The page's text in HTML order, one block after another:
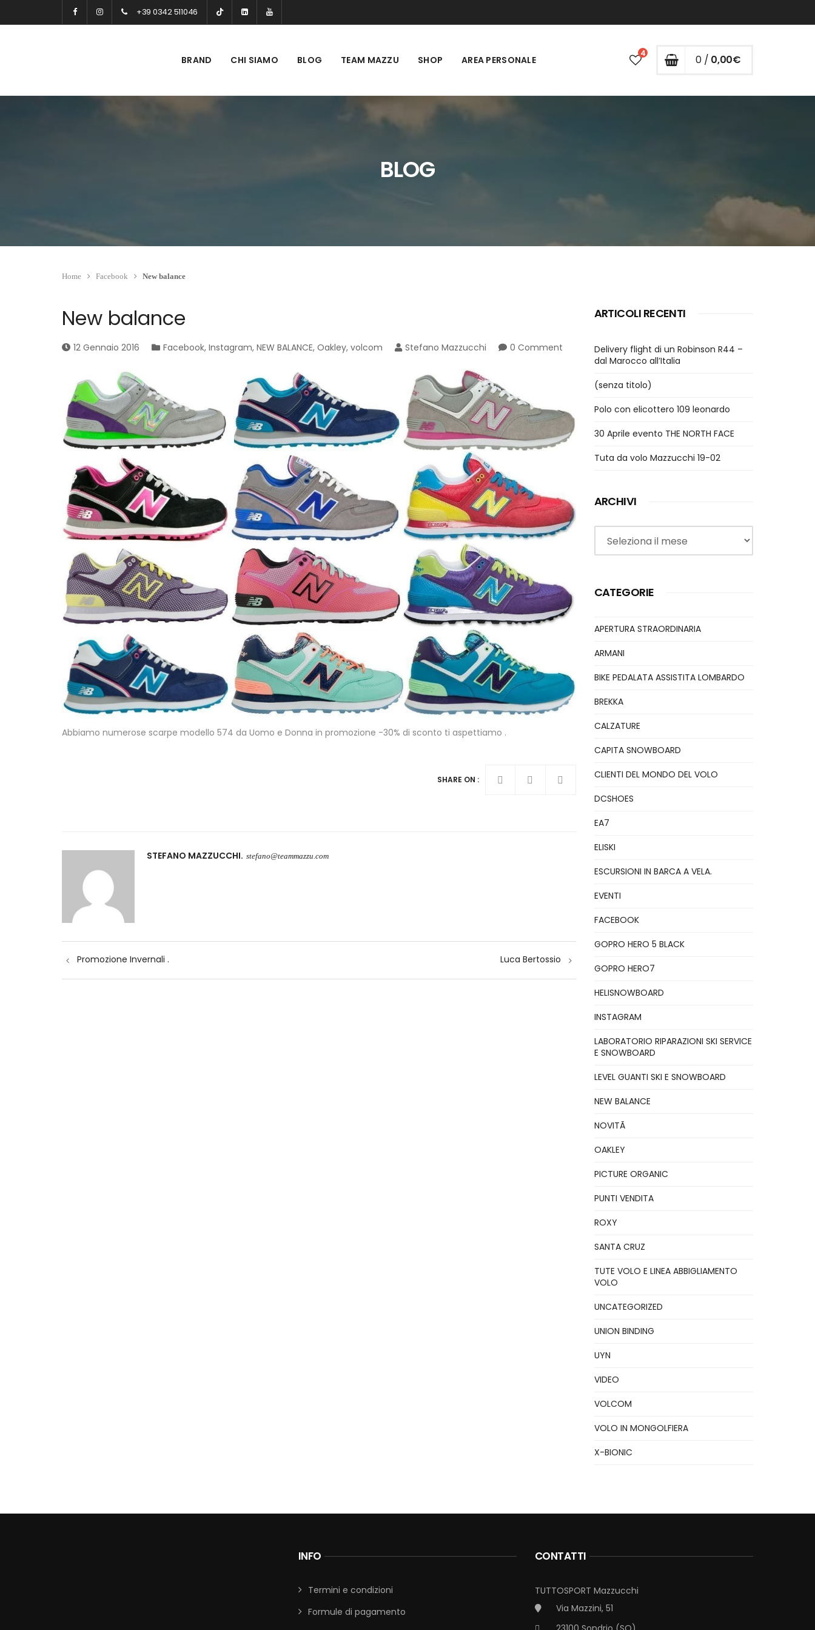
+39 0342 511046
BRAND CHI SIAMO BLOG TEAM MAZZU SHOP AREA PERSONALE
4 0 / 0,00€
BLOG
Home Facebook New balance
New balance
12 Gennaio 2016 Facebook, Instagram, NEW BALANCE, Oakley, volcom Stefano Mazzucchi 0 Comment
Abbiamo numerose scarpe modello 574 da Uomo e Donna in promozione -30% di sconto ti aspettiamo .
SHARE ON :
STEFANO MAZZUCCHI stefano@teammazzu.com
articoli
Promozione Invernali . Luca Bertossio
ARTICOLI RECENTI
Delivery flight di un Robinson R44 –
dal Marocco all’Italia
(senza titolo)
Polo con elicottero 109 leonardo
30 Aprile evento THE NORTH FACE
Tuta da volo Mazzucchi 19-02
ARCHIVI
Archivi
CATEGORIE
APERTURA STRAORDINARIA
ARMANI
BIKE PEDALATA ASSISTITA LOMBARDO
BREKKA
CALZATURE
CAPITA SNOWBOARD
CLIENTI DEL MONDO DEL VOLO
DCSHOES
EA7
ELISKI
ESCURSIONI IN BARCA A VELA.
EVENTI
FACEBOOK
GOPRO HERO 5 BLACK
GOPRO HERO7
HELISNOWBOARD
INSTAGRAM
LABORATORIO RIPARAZIONI SKI SERVICE
E SNOWBOARD
LEVEL GUANTI SKI E SNOWBOARD
NEW BALANCE
NOVITÃ
OAKLEY
PICTURE ORGANIC
PUNTI VENDITA
ROXY
SANTA CRUZ
TUTE VOLO E LINEA ABBIGLIAMENTO
VOLO
UNCATEGORIZED
UNION BINDING
UYN
VIDEO
VOLCOM
VOLO IN MONGOLFIERA
X-BIONIC
INFO
Termini e condizioni
Formule di pagamento
CONTATTI
TUTTOSPORT Mazzucchi
Via Mazzini, 51